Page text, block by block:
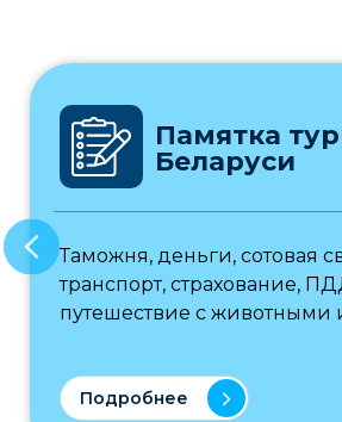
Памятка
Беларуси
Таможня, деньги, сотовая
транспорт, страхование,
путешествие с животными
Подробнее